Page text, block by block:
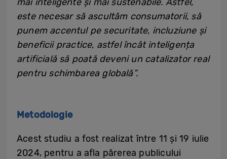
este necesar să ascultăm consumatorii, să
punem accentul pe securitate, incluziune și
beneficii practice, astfel încât inteligența
artificială să poată deveni un catalizator real
pentru schimbarea globală”.
Metodologie
Acest studiu a fost realizat între 11 și 19 iulie
2024, pentru a afla părerea publicului